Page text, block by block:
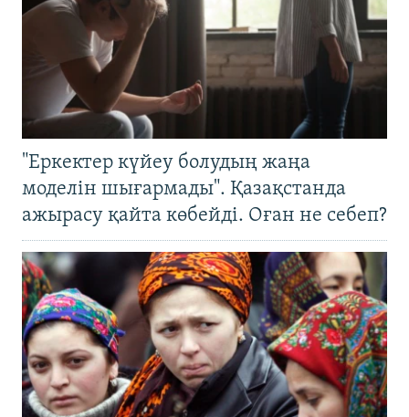
"Еркектер күйеу болудың жаңа
моделін шығармады". Қазақстанда
ажырасу қайта көбейді. Оған не себеп?